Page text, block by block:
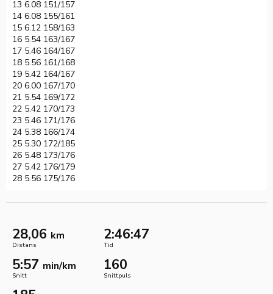
13 6.08 151/157
14 6.08 155/161
15 6.12 158/163
16 5.54 163/167
17 5.46 164/167
18 5.56 161/168
19 5.42 164/167
20 6.00 167/170
21 5.54 169/172
22 5.42 170/173
23 5.46 171/176
24 5.38 166/174
25 5.30 172/185
26 5.48 173/176
27 5.42 176/179
28 5.56 175/176
28,06 km
Distans
2:46:47
Tid
5:57 min/km
Snitt
160
Snittpuls